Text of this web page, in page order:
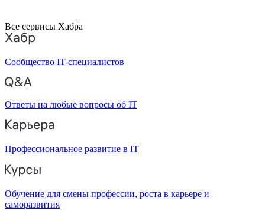
Все сервисы Хабра
Сообщество IT-специалистов
Ответы на любые вопросы об IT
Профессиональное развитие в IT
Обучение для смены профессии, роста в карьере и
саморазвития